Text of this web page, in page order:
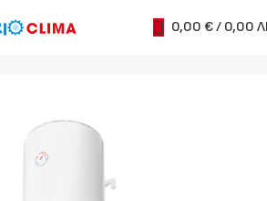
0,00 €/ 0,00